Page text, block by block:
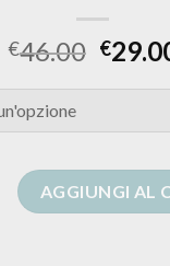
€46.00 €
alanui quantità
AGGIUNGI AL